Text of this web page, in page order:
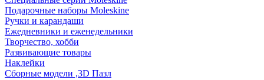
Подарочные наборы Moleskine
Ручки и карандаши
Ежедневники и еженедельники
Творчество, хобби
Развивающие товары
Наклейки
Сборные модели ,3D Пазл